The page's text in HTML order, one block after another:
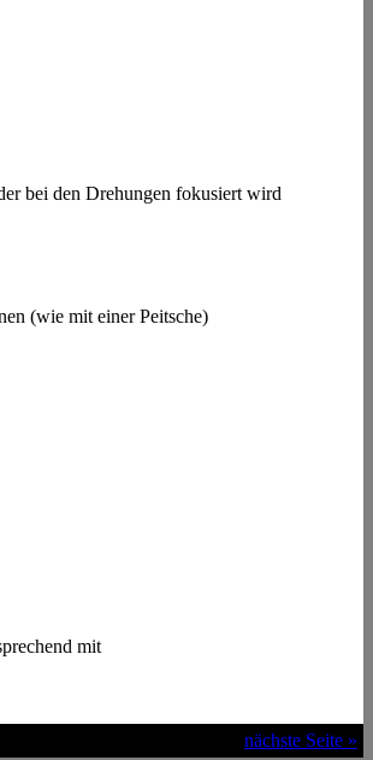
bei den Drehungen fokusiert wird
(wie mit einer Peitsche)
mit
nächste Seite »